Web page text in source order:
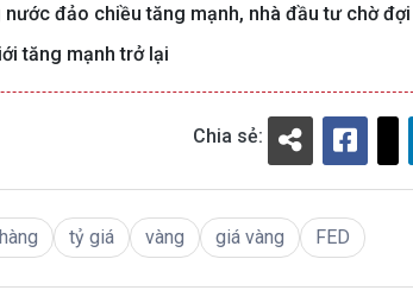
nước đảo chiều tăng mạnh, nhà đầu tư chờ
tăng mạnh trở lại
Chia sẻ:
tỷ giá vàng giá vàng FED